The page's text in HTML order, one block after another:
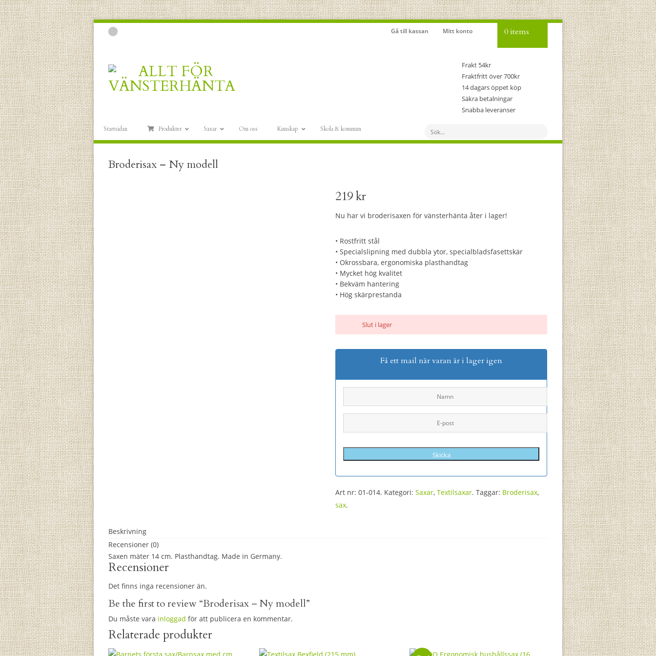
Gå till kassan Mitt konto 0 items
Frakt 54kr
Fraktfritt över 700kr
14 dagars öppet köp
Säkra betalningar
Snabba leveranser
Startsidan Produkter Saxar Om oss Kunskap Skola & kommun
Broderisax – Ny modell
219kr
Nu har vi broderisaxen för vänsterhänta åter i lager!
• Rostfritt stål
• Specialslipning med dubbla ytor, specialbladsfasettskär
• Okrossbara, ergonomiska plasthandtag
• Mycket hög kvalitet
• Bekväm hantering
• Hög skärprestanda
Slut i lager
Få ett mail när varan är i lager igen
Art nr: 01-014. Kategori:Saxar,Textilsaxar. Taggar: Broderisax,
sax.
Beskrivning
Recensioner (0)
Saxen mäter 14 cm. Plasthandtag. Made in Germany.
Recensioner
Det finns inga recensioner än.
Be the first to review “Broderisax – Ny modell”
Du måste vara inloggad för att publicera en kommentar.
Relaterade produkter